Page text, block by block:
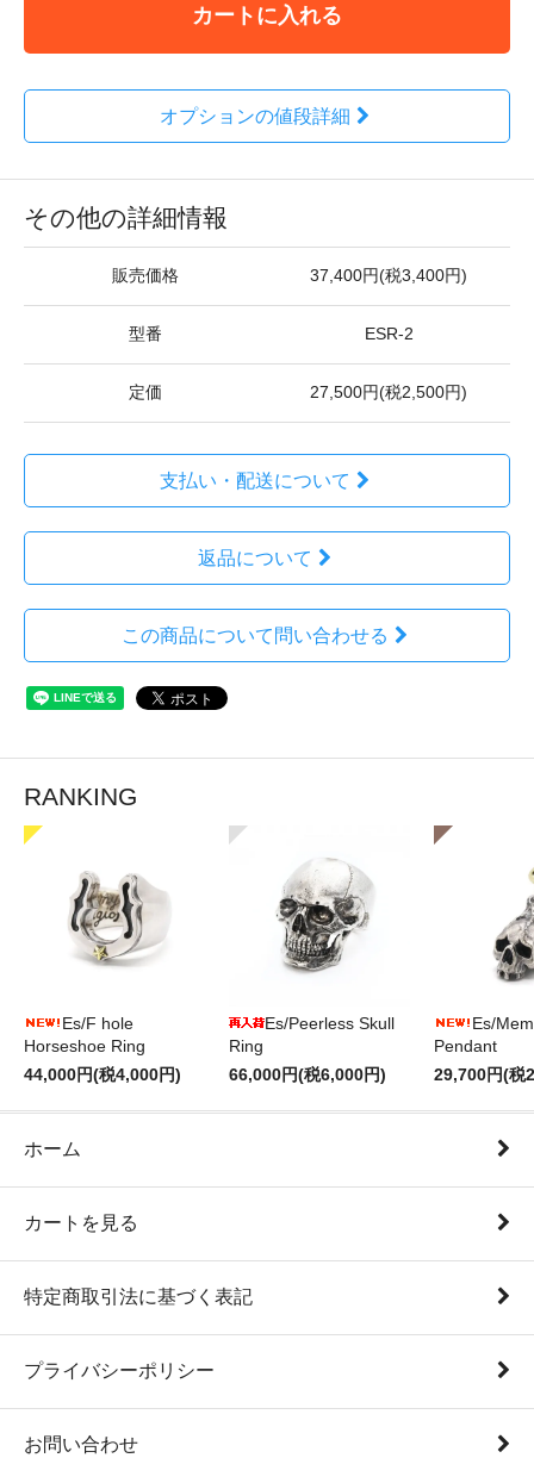
カートに入れる
オプションの値段詳細
その他の詳細情報
販売価格 37,400円(税3,400円)
型番 ESR-2
定価 27,500円(税2,500円)
支払い・配送について
返品について
この商品について問い合わせる
RANKING
Es/F hole
Horseshoe Ring
44,000円(税4,000円)
Es/Peerless Skull
Ring
66,000円(税6,000円)
Es/
Pendant
29,700円(税
ホーム
カートを見る
特定商取引法に基づく表記
プライバシーポリシー
お問い合わせ